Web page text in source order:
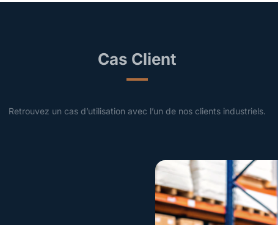
Cas Client
Retrouvez un cas d’utilisation avec l’un de nos clients industriels.